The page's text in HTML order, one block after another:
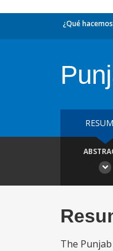
¿Qué
The